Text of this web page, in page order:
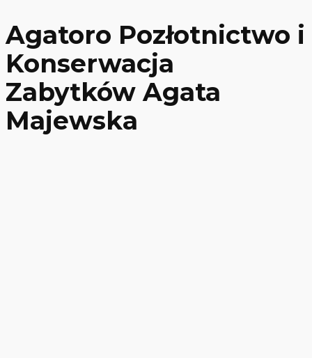
Agatoro Pozłotnictwo i
Konserwacja
Zabytków Agata
Majewska